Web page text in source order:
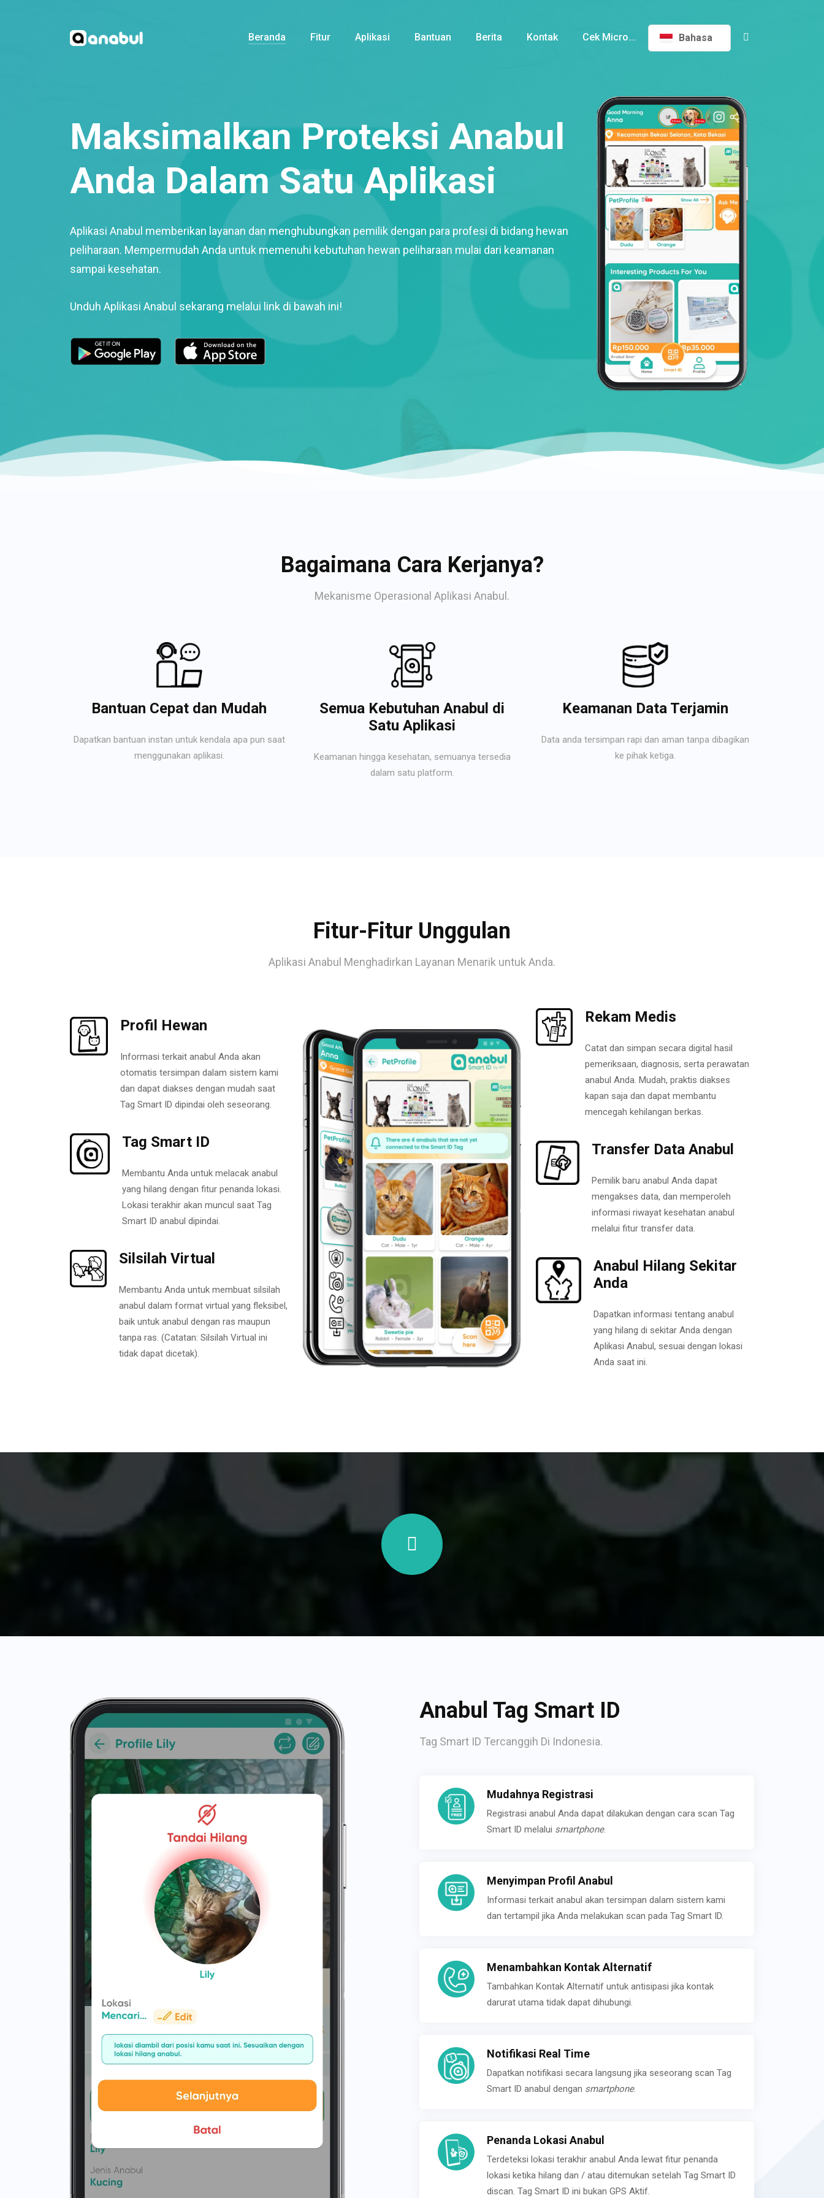
Beranda Fitur Aplikasi Bantuan Berita Kontak Cek Micro... Bahasa
Maksimalkan Proteksi Anabul
Anda Dalam Satu Aplikasi
Aplikasi Anabul memberikan layanan dan menghubungkan pemilik dengan para profesi di bidang hewan
peliharaan. Mempermudah Anda untuk memenuhi kebutuhan hewan peliharaan mulai dari keamanan
sampai kesehatan.
Unduh Aplikasi Anabul sekarang melalui link di bawah ini!
Bagaimana Cara Kerjanya?
Mekanisme Operasional Aplikasi Anabul.
Bantuan Cepat dan Mudah
Dapatkan bantuan instan untuk kendala apa pun saat
menggunakan aplikasi.
Semua Kebutuhan Anabul di
Satu Aplikasi
Keamanan hingga kesehatan, semuanya tersedia
dalam satu platform.
Keamanan Data Terjamin
Data anda tersimpan rapi dan aman tanpa dibagikan
ke pihak ketiga.
Fitur-Fitur Unggulan
Aplikasi Anabul Menghadirkan Layanan Menarik untuk Anda.
Profil Hewan
Informasi terkait anabul Anda akan
otomatis tersimpan dalam sistem kami
dan dapat diakses dengan mudah saat
Tag Smart ID dipindai oleh seseorang.
Tag Smart ID
Membantu Anda untuk melacak anabul
yang hilang dengan fitur penanda lokasi.
Lokasi terakhir akan muncul saat Tag
Smart ID anabul dipindai.
Silsilah Virtual
Membantu Anda untuk membuat silsilah
anabul dalam format virtual yang fleksibel,
baik untuk anabul dengan ras maupun
tanpa ras. (Catatan: Silsilah Virtual ini
tidak dapat dicetak).
Rekam Medis
Catat dan simpan secara digital hasil
pemeriksaan, diagnosis, serta perawatan
anabul Anda. Mudah, praktis diakses
kapan saja dan dapat membantu
mencegah kehilangan berkas.
Transfer Data Anabul
Pemilik baru anabul Anda dapat
mengakses data, dan memperoleh
informasi riwayat kesehatan anabul
melalui fitur transfer data.
Anabul Hilang Sekitar
Anda
Dapatkan informasi tentang anabul
yang hilang di sekitar Anda dengan
Aplikasi Anabul, sesuai dengan lokasi
Anda saat ini.
Anabul Tag Smart ID
Tag Smart ID Tercanggih Di Indonesia.
Mudahnya Registrasi
Registrasi anabul Anda dapat dilakukan dengan cara scan Tag
Smart ID melalui smartphone.
Menyimpan Profil Anabul
Informasi terkait anabul akan tersimpan dalam sistem kami
dan tertampil jika Anda melakukan scan pada Tag Smart ID.
Menambahkan Kontak Alternatif
Tambahkan Kontak Alternatif untuk antisipasi jika kontak
darurat utama tidak dapat dihubungi.
Notifikasi Real Time
Dapatkan notifikasi secara langsung jika seseorang scan Tag
Smart ID anabul dengan smartphone.
Penanda Lokasi Anabul
Terdeteksi lokasi terakhir anabul Anda lewat fitur penanda
lokasi ketika hilang dan / atau ditemukan setelah Tag Smart ID
discan. Tag Smart ID ini bukan GPS Aktif.